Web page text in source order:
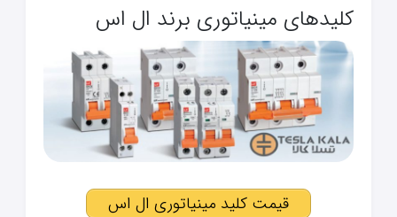
کلیدهای مینیاتوری برند ال اس
قیمت کلید مینیاتوری ال اس